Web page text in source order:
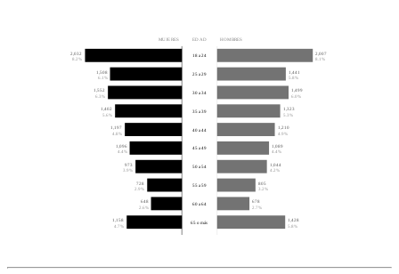
MUJERES EDAD HOMBRES
2,032
8.2%
2,007
8.1%
18 a 24
1,508
6.1%
1,441
5.8%
25 a 29
1,552
6.3%
1,499
6.0%
30 a 34
1,402
5.6%
1,323
5.3%
35 a 39
1,197
4.8%
1,210
4.9%
40 a 44
1,096
4.4%
1,089
4.4%
45 a 49
973
3.9%
1,044
4.2%
50 a 54
728
2.9%
805
3.2%
55 a 59
648
2.6%
678
2.7%
60 a 64
1,158
4.7%
1,428
5.8%
65 o más